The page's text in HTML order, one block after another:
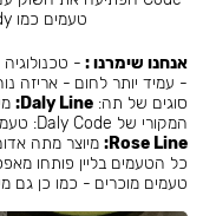
טעמים כמו Watermelody ו-Grape Britain.
אנחנו שימרנו : -
סוגים של תה:Daly Line:
המקורי של Daly Code: טעמים בהירים ועשירים, עמידים לחום ומלאים בעשן.
Rose Line: מיוצר מתה
כל הטעמים בליין פותחו
טעמים מוכרים - כמו כן גם